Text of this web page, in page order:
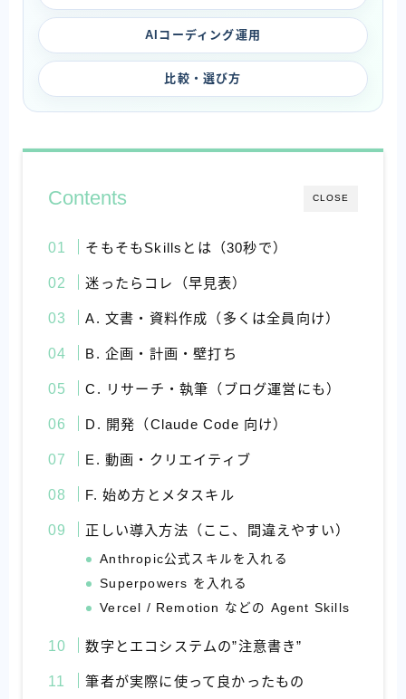
AIコーディング運用
比較・選び方
CLOSE
Contents
そもそもSkillsとは（30秒で）
迷ったらコレ（早見表）
A. 文書・資料作成（多くは全員向け）
B. 企画・計画・壁打ち
C. リサーチ・執筆（ブログ運営にも）
D. 開発（Claude Code 向け）
E. 動画・クリエイティブ
F. 始め方とメタスキル
正しい導入方法（ここ、間違えやすい）
Anthropic公式スキルを入れる
Superpowers を入れる
Vercel / Remotion などの Agent Skills
数字とエコシステムの”注意書き”
筆者が実際に使って良かったもの